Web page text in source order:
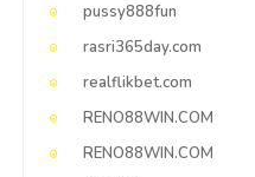
pussy888fun
rasri365day.com
realflikbet.com
RENO88WIN.COM
RENO88WIN.COM